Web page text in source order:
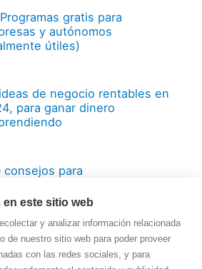
gratis para
y autónomos
útiles)
de negocio rentables en
para ganar dinero
consejos para
de experiencia
este sitio web
y analizar información relacionada
de nuestro sitio web para poder proveer
con las redes sociales, y para